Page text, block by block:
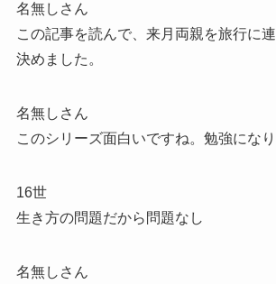
名無しさん
この記事を読んで、来月両親を旅行に
決めました。
名無しさん
このシリーズ面白いですね。勉強になり
16世
生き方の問題だから問題なし
名無しさん